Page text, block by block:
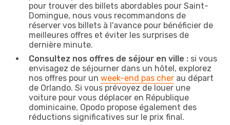
pour trouver des billets abordables pour Saint-
Domingue, nous vous recommandons de
réserver vos billets à l'avance pour bénéficier de
meilleures offres et éviter les surprises de
dernière minute.
Consultez nos offres de séjour en ville : si vous
envisagez de séjourner dans un hôtel, explorez
nos offres pour un week-end pas cher au départ
de Orlando. Si vous prévoyez de louer une
voiture pour vous déplacer en République
dominicaine, Opodo propose également des
réductions significatives sur le prix final.